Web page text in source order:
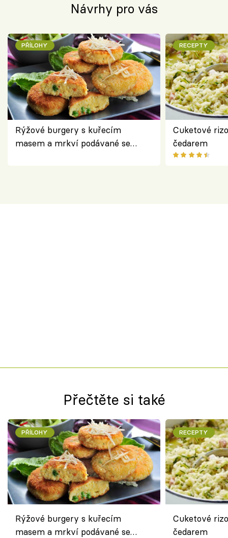
Návrhy pro vás
PŘÍLOHY
Rýžové burgery s kuřecím
masem a mrkví podávané se
RECEPTY
Cuketové
čedarem
Přečtěte si také
PŘÍLOHY
Rýžové burgery s kuřecím
masem a mrkví podávané se
RECEPTY
Cuketové
čedarem